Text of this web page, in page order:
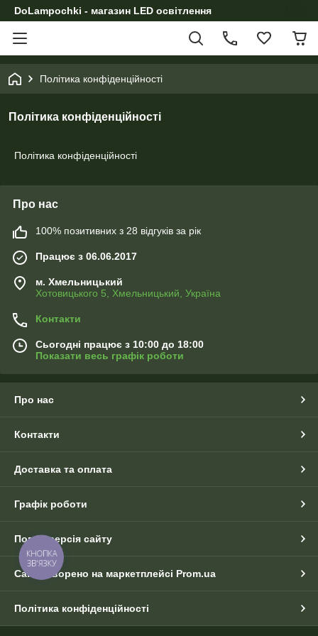
DoLampochki - магазин LED освітлення
Політика конфіденційності
Політика конфіденційності
Політика конфіденційності
Про нас
100% позитивних з 28 відгуків за рік
Працює з 06.06.2017
м. Хмельницький
Хотовицького 5, Хмельницький, Україна
Контакти
Сьогодні працює з 10:00 до 18:00
Показати весь графік роботи
Про нас
Контакти
Доставка та оплата
Графік роботи
Повна версія сайту
Сайт створено на маркетплейсі Prom.ua
Політика конфіденційності
КНОПКА
ЗВ'ЯЗКУ